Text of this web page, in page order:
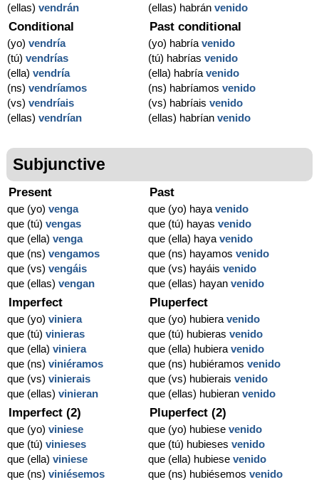
(ellas) vendrán
(ellas) habránvenido
Conditional
(yo) vendría
(tú) vendrías
(ella) vendría
(ns) vendríamos
(vs) vendríais
(ellas) vendrían
Past conditional
(yo) habríavenido
(tú) habríasvenido
(ella) habríavenido
(ns) habríamosvenido
(vs) habríaisvenido
(ellas) habríanvenido
Subjunctive
Present
que (yo) venga
que (tú) vengas
que (ella) venga
que (ns) vengamos
que (vs) vengáis
que (ellas) vengan
Past
que (yo) hayavenido
que (tú) hayasvenido
que (ella) hayavenido
que (ns) hayamosvenido
que (vs) hayáisvenido
que (ellas) hayanvenido
Imperfect
que (yo) viniera
que (tú) vinieras
que (ella) viniera
que (ns) viniéramos
que (vs) vinierais
que (ellas) vinieran
Pluperfect
que (yo) hubieravenido
que (tú) hubierasvenido
que (ella) hubieravenido
que (ns) hubiéramosvenido
que (vs) hubieraisvenido
que (ellas) hubieranvenido
Imperfect (2)
que (yo) viniese
que (tú) vinieses
que (ella) viniese
que (ns) viniésemos
Pluperfect (2)
que (yo) hubiesevenido
que (tú) hubiesesvenido
que (ella) hubiesevenido
que (ns) hubiésemosvenido